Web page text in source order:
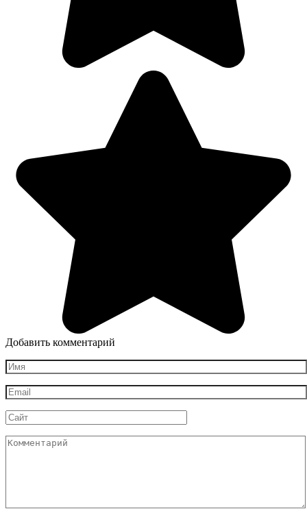
Добавить комментарий
Имя
*
Email
*
Сайт
Комментарий